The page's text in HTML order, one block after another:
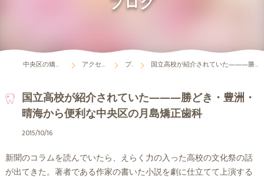
中央区の矯正歯科は月島矯正歯科 アクセス・診療時間 ブログ 国立高校が紹介されていた―――勝どき・豊洲・晴海から便利な中央区の月島矯正歯科
国立高校が紹介されていた―――勝どき・豊洲・
晴海から便利な中央区の月島矯正歯科
2015/10/16
新聞のコラムを読んでいたら、えらく力の入った高校の文化祭の話
が出てきた。著者である作家の書いた小説を劇に仕立てて上演する